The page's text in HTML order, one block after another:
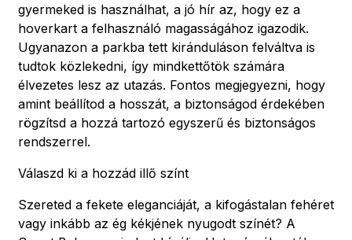
gyermeked is használhat, a jó hír az, hogy ez a
hoverkart a felhasználó magasságához igazodik.
Ugyanazon a parkba tett kiránduláson felváltva is
tudtok közlekedni, így mindkettőtök számára
élvezetes lesz az utazás. Fontos megjegyezni, hogy
amint beállítod a hosszát, a biztonságod érdekében
rögzítsd a hozzá tartozó egyszerű és biztonságos
rendszerrel.
Válaszd ki a hozzád illő színt
Szereted a fekete eleganciáját, a kifogástalan fehéret
vagy inkább az ég kékjének nyugodt színét? A